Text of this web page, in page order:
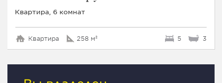
Квартира, 6 комнат
Квартира 258 м² 5 3